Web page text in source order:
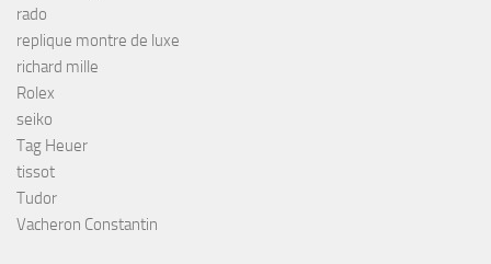
rado
replique montre de luxe
richard mille
Rolex
seiko
Tag Heuer
tissot
Tudor
Vacheron Constantin